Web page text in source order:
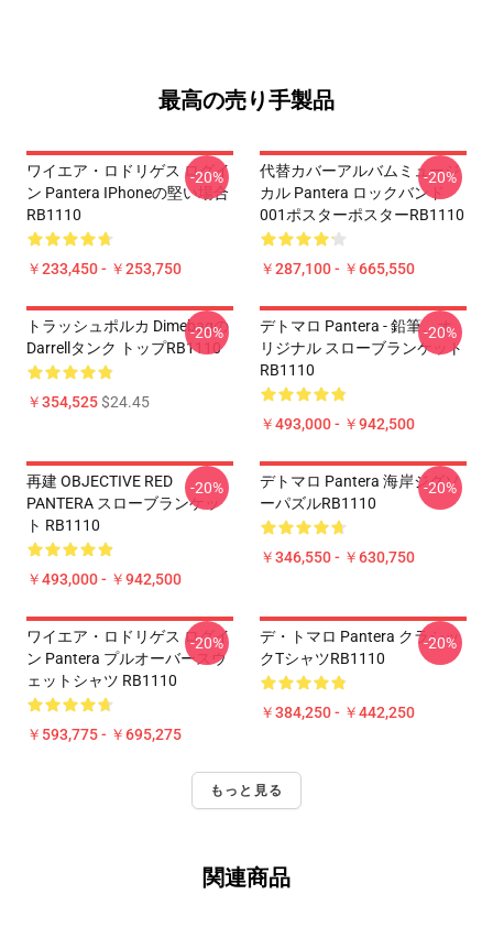
最高の売り手製品
ワイエア・ロドリゲス ログイ
ン Pantera IPhoneの堅い場合
RB1110
￥233,450 - ￥253,750
-20%
代替カバーアルバムミュージ
カル Pantera ロックバンド
001ポスターポスターRB1110
￥287,100 - ￥665,550
-20%
トラッシュポルカ Dimebagの
Darrellタンク トップRB1110
￥354,525$24.45
-20%
デトマロ Pantera - 鉛筆、オ
リジナル スローブランケット
RB1110
￥493,000 - ￥942,500
-20%
再建 OBJECTIVE RED
PANTERA スローブランケッ
ト RB1110
￥493,000 - ￥942,500
-20%
デトマロ Pantera 海岸ジグソ
ーパズルRB1110
￥346,550 - ￥630,750
-20%
ワイエア・ロドリゲス ログイ
ン Pantera プルオーバースウ
ェットシャツ RB1110
￥593,775 - ￥695,275
-20%
デ・トマロ Pantera クラシッ
クTシャツRB1110
￥384,250 - ￥442,250
-20%
もっと見る
関連商品